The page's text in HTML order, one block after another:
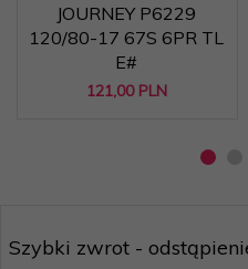
JOURNEY P6229
120/80-17 67S 6PR TL
E#
121,00 PLN
Szybki zwrot -